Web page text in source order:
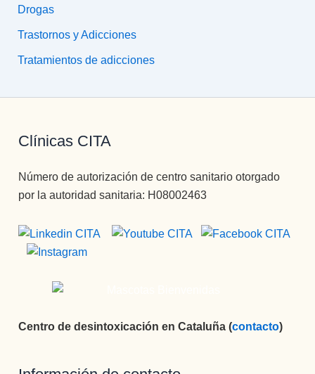
Drogas
Trastornos y Adicciones
Tratamientos de adicciones
Clínicas CITA
Número de autorización de centro sanitario otorgado
por la autoridad sanitaria: H08002463
Centro de desintoxicación en Cataluña (contacto)